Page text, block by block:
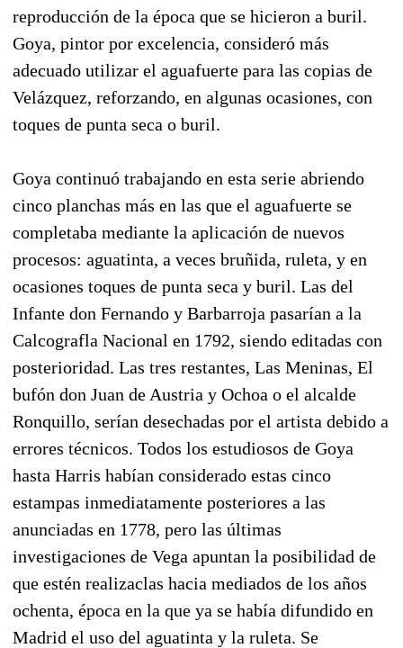
reproducción de la época que se hicieron a buril.
Goya, pintor por excelencia, consideró más
adecuado utilizar el aguafuerte para las copias de
Velázquez, reforzando, en algunas ocasiones, con
toques de punta seca o buril.
Goya continuó trabajando en esta serie abriendo
cinco planchas más en las que el aguafuerte se
completaba mediante la aplicación de nuevos
procesos: aguatinta, a veces bruñida, ruleta, y en
ocasiones toques de punta seca y buril. Las del
Infante don Fernando y Barbarroja pasarían a la
Calcografla Nacional en 1792, siendo editadas con
posterioridad. Las tres restantes, Las Meninas, El
bufón don Juan de Austria y Ochoa o el alcalde
Ronquillo, serían desechadas por el artista debido a
errores técnicos. Todos los estudiosos de Goya
hasta Harris habían considerado estas cinco
estampas inmediatamente posteriores a las
anunciadas en 1778, pero las últimas
investigaciones de Vega apuntan la posibilidad de
que estén realizaclas hacia mediados de los años
ochenta, época en la que ya se había difundido en
Madrid el uso del aguatinta y la ruleta. Se